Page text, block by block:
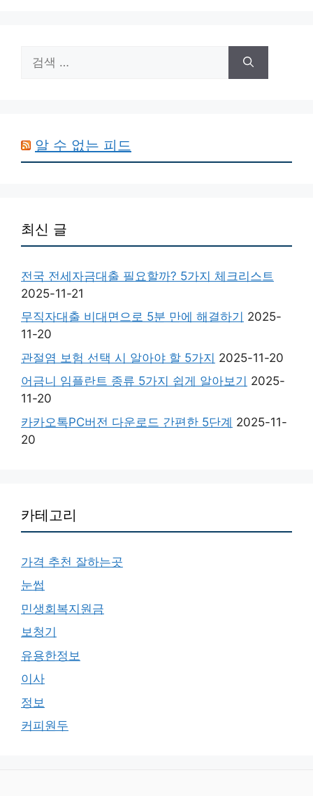
색:
알 수 없는 피드
최신 글
전국 전세자금대출 필요할까? 5가지 체크리스트
2025-11-21
무직자대출 비대면으로 5분 만에 해결하기 2025-
11-20
관절염 보험 선택 시 알아야 할 5가지 2025-11-20
어금니 임플란트 종류 5가지 쉽게 알아보기 2025-
11-20
카카오톡PC버전 다운로드 간편한 5단계 2025-11-
20
카테고리
가격 추천 잘하는곳
눈썹
민생회복지원금
보청기
유용한정보
이사
정보
커피원두